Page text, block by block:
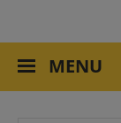
MENU